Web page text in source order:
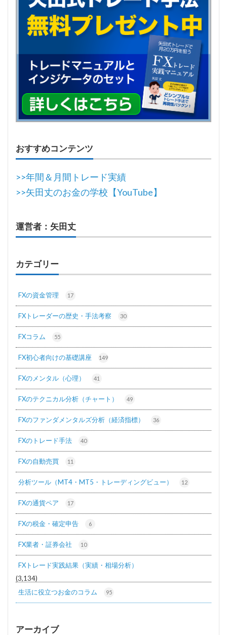
おすすめコンテンツ
>>年間＆月間トレード実績
>>矢田丈のお金の学校【YouTube】
運営者：矢田丈
カテゴリー
FXの資金管理 17
FXトレーダーの歴史・手法考察 30
FXコラム 55
FX初心者向けの基礎講座 149
FXのメンタル（心理） 41
FXのテクニカル分析（チャート） 49
FXのファンダメンタルズ分析（経済指標） 36
FXのトレード手法 40
FXの自動売買 11
分析ツール（MT4・MT5・トレーディングビュー） 12
FXの通貨ペア 17
FXの税金・確定申告 6
FX業者・証券会社 10
FXトレード実践結果（実績・相場分析）
(3,134)
生活に役立つお金のコラム
95
アーカイブ